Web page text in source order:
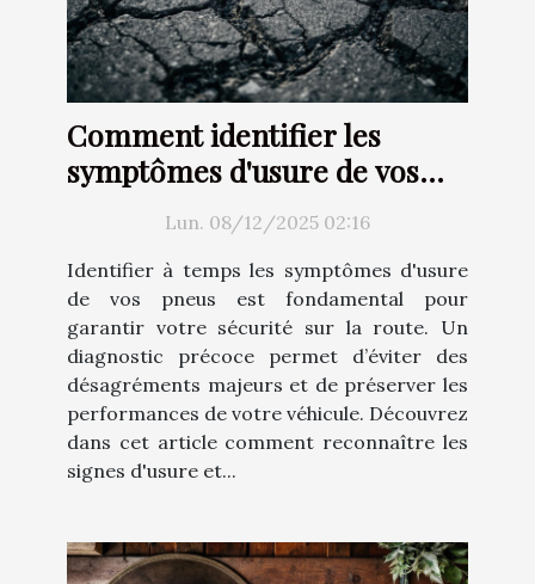
Comment identifier les
symptômes d'usure de vos
pneus ?Lun. 08/12/2025 02:16
Identifier à temps les symptômes d'usure
de vos pneus est fondamental pour
garantir votre sécurité sur la route. Un
diagnostic précoce permet d’éviter des
désagréments majeurs et de préserver les
performances de votre véhicule. Découvrez
dans cet article comment reconnaître les
signes d'usure et...